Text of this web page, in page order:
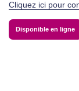
Cliquez ici pour
Disponible en ligne